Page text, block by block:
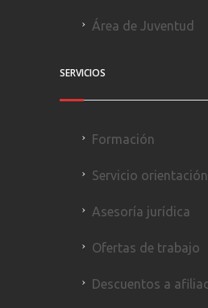
Área de Juventud
SERVICIOS
Formación
Servicio
Asesoría jurídica
Ofertas de trabajo
Descuentos a